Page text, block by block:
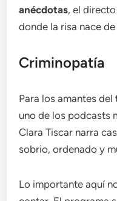
anécdotas, el
donde la risa nace
Criminopatía
Para los amantes del
uno de los podcasts
Clara Tiscar narra
sobrio, ordenado y
Lo importante aquí